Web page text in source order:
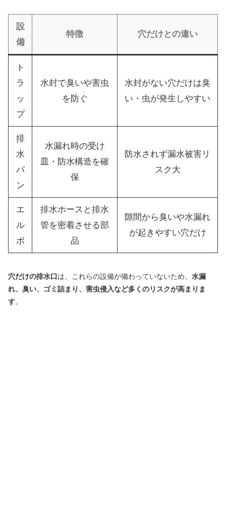
設
備
特徴 穴だけとの違い
ト
ラ
ッ
プ
水封で臭いや害虫
を防ぐ
水封がない穴だけは臭
い・虫が発生しやすい
排
水
パ
ン
水漏れ時の受け
皿・防水構造を確
保
防水されず漏水被害リ
スク大
エ
ル
ボ
排水ホースと排水
管を密着させる部
品
隙間から臭いや水漏れ
が起きやすい穴だけ
穴だけの排水口は、これらの設備が備わっていないため、 水漏
れ、臭い、ゴミ詰まり、害虫侵入など多くのリスクが高まりま
す。